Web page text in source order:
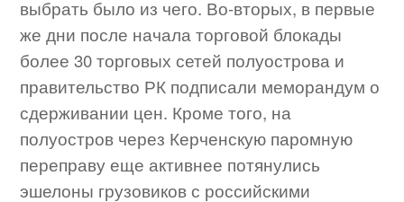
выбрать было из чего. Во-вторых, в первые
же дни после начала торговой блокады
более 30 торговых сетей полуострова и
правительство РК подписали меморандум о
сдерживании цен. Кроме того, на
полуостров через Керченскую паромную
переправу еще активнее потянулись
эшелоны грузовиков с российскими